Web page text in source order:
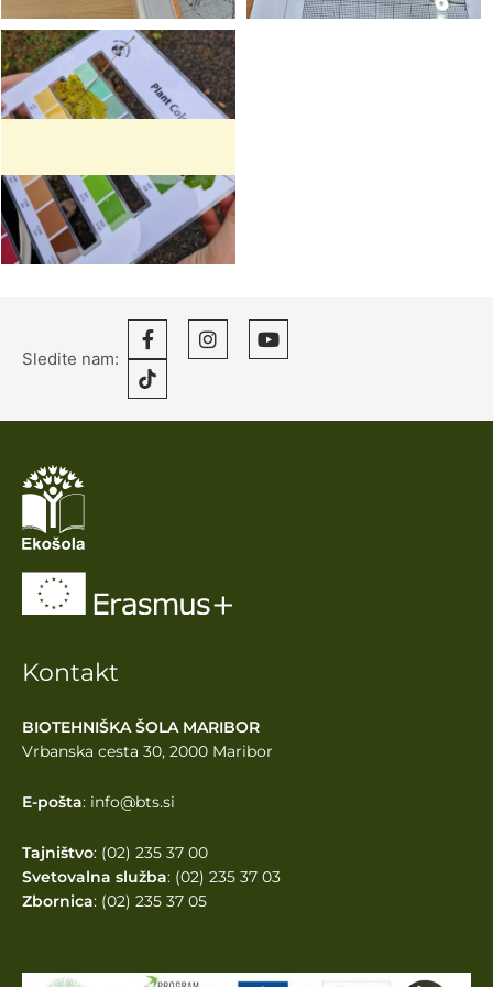
Sledite nam:
Kontakt
BIOTEHNIŠKA ŠOLA MARIBOR
Vrbanska cesta 30, 2000 Maribor
E-pošta: info@bts.si
Tajništvo: (02) 235 37 00
Svetovalna služba: (02) 235 37 03
Zbornica: (02) 235 37 05